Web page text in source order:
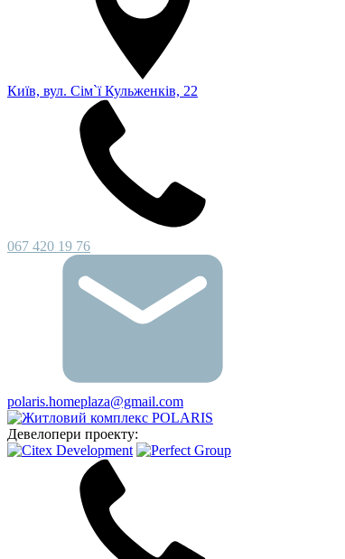
Київ, вул. Сім`ї Кульженків, 22
067 420 19 76
polaris.homeplaza@gmail.com
Девелопери проекту: